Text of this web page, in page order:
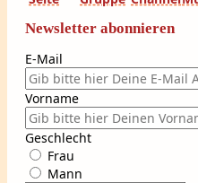
Newsletter abonnieren
E-Mail
Vorname
Geschlecht
Frau
Mann